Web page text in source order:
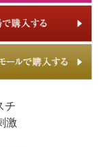
チ
激